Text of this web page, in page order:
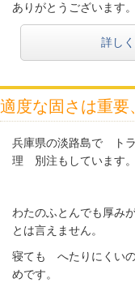
ありがとうございます。
詳し
適度な固さは重
兵庫県の淡路島で ト
理 別注もしています。
わたのふとんでも厚み
とは言えません。
寝ても へたりにくい
めです。